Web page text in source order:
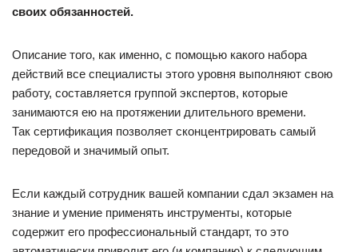
своих обязанностей.
Описание того, как именно, с помощью какого набора
действий все специалисты этого уровня выполняют свою
работу, составляется группой экспертов, которые
занимаются ею на протяжении длительного времени.
Так сертификация позволяет сконцентрировать самый
передовой и значимый опыт.
Если каждый сотрудник вашей компании сдал экзамен на
знание и умение применять инструменты, которые
содержит его профессиональный стандарт, то это